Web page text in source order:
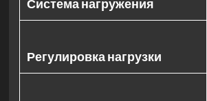
Система нагружения
Регулировка нагрузки